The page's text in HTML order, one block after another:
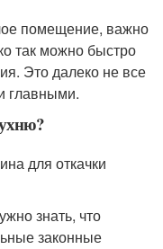
помещение, важно
так можно быстро
Это далеко не все
главными.
для откачки
знать, что
законные